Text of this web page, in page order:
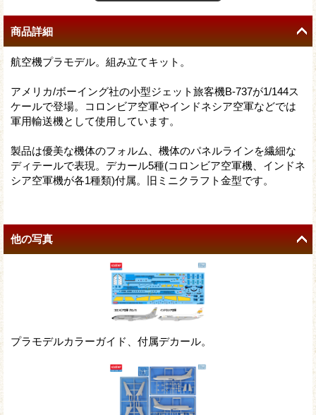
商品詳細
航空機プラモデル。組み立てキット。
アメリカ/ボーイング社の小型ジェット旅客機B-737が1/144ス
ケールで登場。コロンビア空軍やインドネシア空軍などでは
軍用輸送機として使用しています。
製品は優美な機体のフォルム、機体のパネルラインを繊細な
ディテールで表現。デカール5種(コロンビア空軍機、インドネ
シア空軍機が各1種類)付属。旧ミニクラフト金型です。
他の写真
プラモデルカラーガイド、付属デカール。